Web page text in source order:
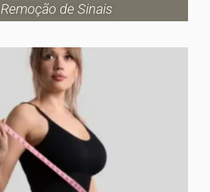
Remoção de Sinais